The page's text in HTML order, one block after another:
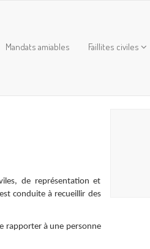
Mandats amiables Faillites civiles
de représentation et
conduite à recueillir des
rapporter à une personne